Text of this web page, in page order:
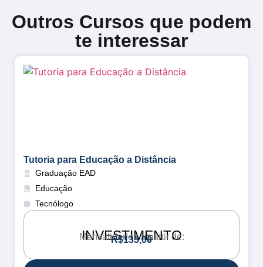
Outros Cursos que podem
te interessar
Tutoria para Educação a Distância
Graduação EAD
Educação
Tecnólogo
INVESTIMENTO
Mensalidades a partir de:
R$135,00